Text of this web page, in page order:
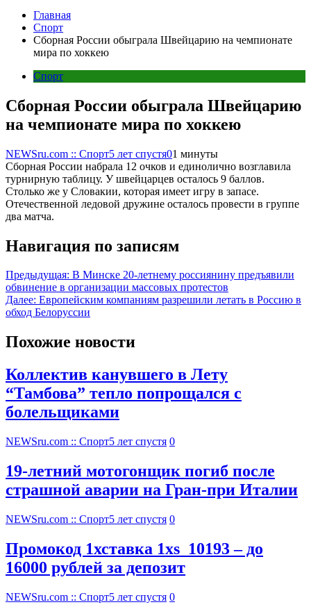
Главная
Спорт
Сборная России обыграла Швейцарию на чемпионате
мира по хоккею
Спорт
Сборная России обыграла Швейцарию
на чемпионате мира по хоккею
NEWSru.com :: Спорт5 лет спустя01 минуты
Сборная России набрала 12 очков и единолично возглавила
турнирную таблицу. У швейцарцев осталось 9 баллов.
Столько же у Словакии, которая имеет игру в запасе.
Отечественной ледовой дружине осталось провести в группе
два матча.
Навигация по записям
Предыдущая: В Минске 20-летнему россиянину предъявили
обвинение в организации массовых протестов
Далее: Европейским компаниям разрешили летать в Россию в
обход Белоруссии
Похожие новости
Коллектив канувшего в Лету
“Тамбова” тепло попрощался с
болельщиками
NEWSru.com :: Спорт5 лет спустя 0
19-летний мотогонщик погиб после
страшной аварии на Гран-при Италии
NEWSru.com :: Спорт5 лет спустя 0
Промокод 1хставка 1xs_10193 – до
16000 рублей за депозит
NEWSru.com :: Спорт5 лет спустя 0